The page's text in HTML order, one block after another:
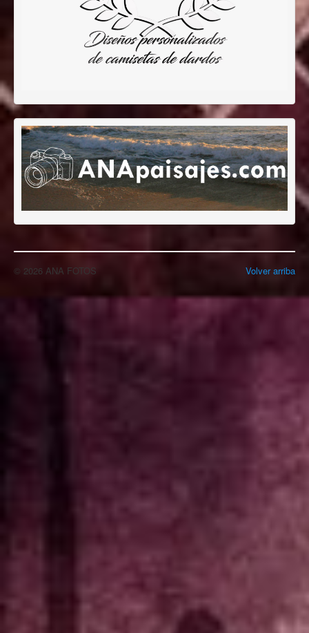
Volver arriba
© 2026 ANA FOTOS